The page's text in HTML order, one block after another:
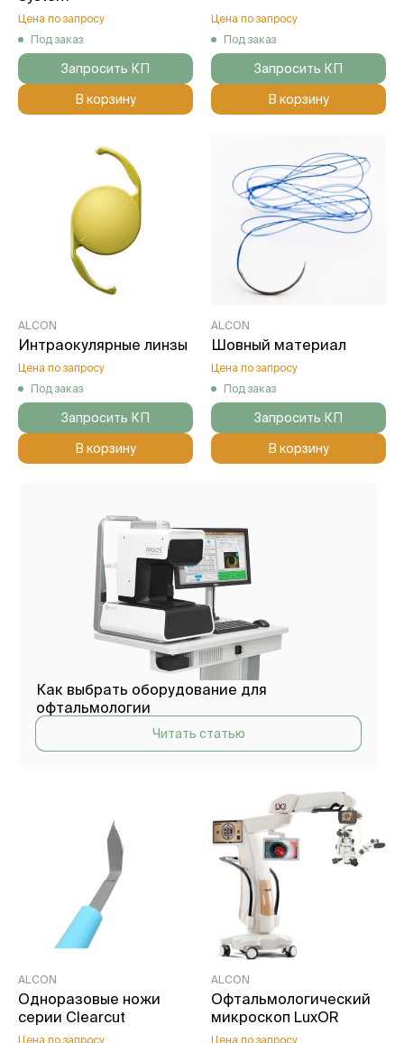
Как выбрать оборудование для
офтальмологии
Читать статью
Цена по запросу
Под заказ
Запросить КП
В корзину
Цена по запросу
Под заказ
Запросить КП
В корзину
ALCON
Интраокулярные линзы
Цена по запросу
Под заказ
Запросить КП
В корзину
ALCON
Шовный материал
Цена по запросу
Под заказ
Запросить КП
В корзину
ALCON
Одноразовые ножи
серии Clearcut
Цена по запросу
ALCON
Офтальмологический
микроскоп LuxOR
Цена по запросу